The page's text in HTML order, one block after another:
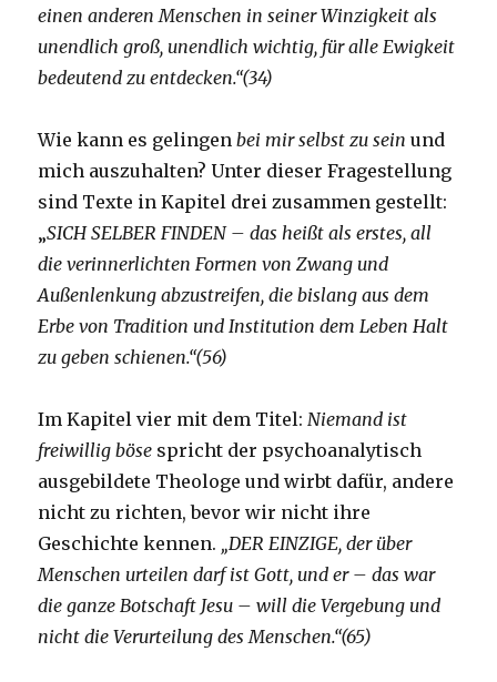
einen anderen Menschen in seiner Winzigkeit als
unendlich groß, unendlich wichtig, für alle Ewigkeit
bedeutend zu entdecken.“(34)
Wie kann es gelingenbei mir selbst zu seinund
mich auszuhalten? Unter dieser Fragestellung
sind Texte in Kapitel drei zusammen gestellt:
„SICH SELBER FINDEN – das heißt als erstes, all
die verinnerlichten Formen von Zwang und
Außenlenkung abzustreifen, die bislang aus dem
Erbe von Tradition und Institution dem Leben Halt
zu geben schienen.“(56)
Im Kapitel vier mit dem Titel:Niemand ist
freiwillig böse spricht der psychoanalytisch
ausgebildete Theologe und wirbt dafür, andere
nicht zu richten, bevor wir nicht ihre
Geschichte kennen. „DER EINZIGE, der über
Menschen urteilen darf ist Gott, und er – das war
die ganze Botschaft Jesu – will die Vergebung und
nicht die Verurteilung des Menschen.“(65)